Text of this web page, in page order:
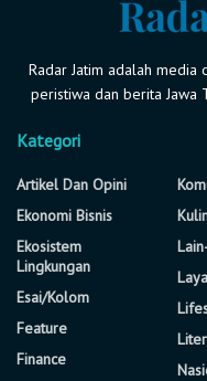
Radar Jatim adalah media
peristiwa dan berita Jawa
Kategori
Artikel Dan Opini
Ekonomi Bisnis
Ekosistem
Lingkungan
Esai/Kolom
Feature
Finance